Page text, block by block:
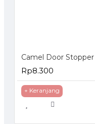
Rp8.300
+ Keranjang